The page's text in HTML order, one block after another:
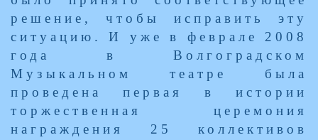
решение, чтобы исправить эту
ситуацию. И уже в феврале 2008
года в Волгоградском
Музыкальном театре была
проведена первая в истории
торжественная церемония
награждения 25 коллективов